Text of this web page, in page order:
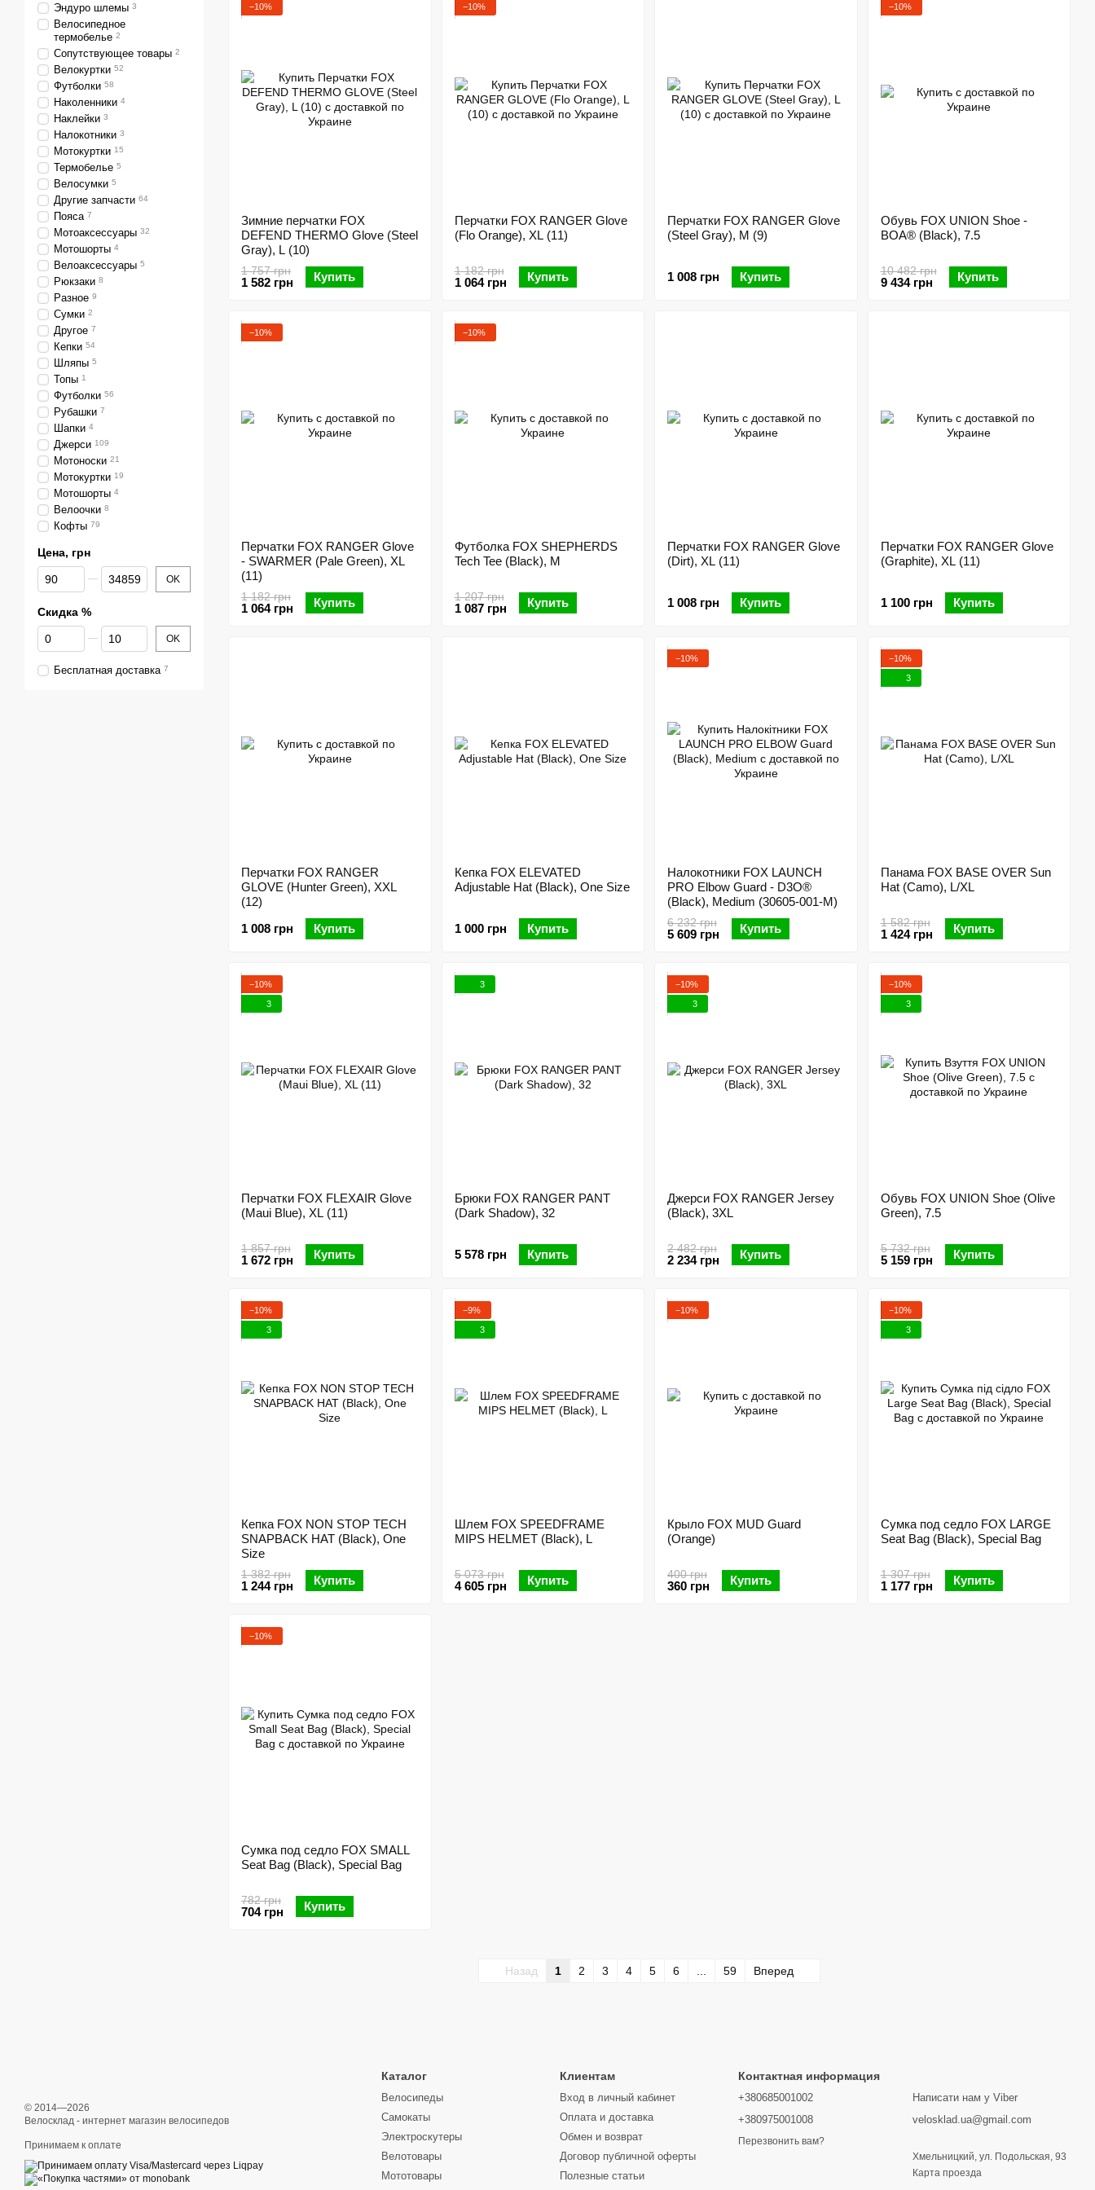
только лучших материалов. Велоодежда Fox способствует лучшему поступлению воздуха к телу, она защищает
В Украине купить велосипедную одежду и экипировку Fox можно в интернет-магазине «Велосклад». В каталоге
на нашем сайте представлен большой ассортимент товаров этого бренда по разумным ценам.
−10%
Зимние перчатки FOX
DEFEND THERMO Glove (Steel
Gray), L (10)
1 757 грн
1 582 грн Купить
−10%
Перчатки FOX RANGER Glove
(Flo Orange), XL (11)
1 182 грн
1 064 грн Купить
Перчатки FOX RANGER Glove
(Steel Gray), M (9)
1 008 грн Купить
−10%
Обувь FOX UNION Shoe -
BOA® (Black), 7.5
10 482 грн
9 434 грн Купить
−10%
Перчатки FOX RANGER Glove
- SWARMER (Pale Green), XL
(11)
1 182 грн
1 064 грн Купить
−10%
Футболка FOX SHEPHERDS
Tech Tee (Black), M
1 207 грн
1 087 грн Купить
Перчатки FOX RANGER Glove
(Dirt), XL (11)
1 008 грн Купить
Перчатки FOX RANGER Glove
(Graphite), XL (11)
1 100 грн Купить
Перчатки FOX RANGER
GLOVE (Hunter Green), XXL
(12)
1 008 грн
Купить
Кепка FOX ELEVATED
Adjustable Hat (Black), One Size
1 000 грн Купить
−10%
Налокотники FOX LAUNCH
PRO Elbow Guard - D3O®
(Black), Medium (30605-001-M)
6 232 грн
5 609 грн Купить
−10%
3
Панама FOX BASE OVER Sun
Hat (Camo), L/XL
1 582 грн
1 424 грн Купить
−10%
3
Перчатки FOX FLEXAIR Glove
(Maui Blue), XL (11)
1 857 грн
1 672 грн Купить
3
Брюки FOX RANGER PANT
(Dark Shadow), 32
5 578 грн Купить
−10%
3
Джерси FOX RANGER Jersey
(Black), 3XL
2 482 грн
2 234 грн Купить
−10%
3
Обувь FOX UNION Shoe (Olive
Green), 7.5
5 732 грн
5 159 грн Купить
−10%
3
Кепка FOX NON STOP TECH
SNAPBACK HAT (Black), One
Size
1 382 грн
1 244 грн Купить
−9%
3
Шлем FOX SPEEDFRAME
MIPS HELMET (Black), L
5 073 грн
4 605 грн Купить
−10%
Крыло FOX MUD Guard
(Orange)
400 грн
360 грн Купить
−10%
3
Сумка под седло FOX LARGE
Seat Bag (Black), Special Bag
1 307 грн
1 177 грн Купить
−10%
Сумка под седло FOX SMALL
Seat Bag (Black), Special Bag
782 грн
704 грн Купить
Назад 1 2 3 4 5 6 59 Вперед
Эндуро шлемы 3
Велосипедное
термобелье 2
Сопутствующее товары 2
Велокуртки 52
Футболки 58
Наколенники 4
Наклейки 3
Налокотники 3
Мотокуртки 15
Термобелье 5
Велосумки 5
Другие запчасти 64
Пояса 7
Мотоаксессуары 32
Мотошорты 4
Велоаксессуары 5
Рюкзаки 8
Разное 9
Сумки 2
Другое 7
Кепки 54
Шляпы 5
Топы 1
Футболки 56
Рубашки 7
Шапки 4
Джерси 109
Мотоноски 21
Мотокуртки 19
Мотошорты 4
Велоочки 8
Кофты 79
Цена, грн
От Цена, грн
До Цена, грн OK
Скидка %
От Скидка %
До Скидка % OK
Бесплатная доставка 7
© 2014—2026
Велосклад - интернет магазин велосипедов
Принимаем к оплате
Каталог
Велосипеды
Самокаты
Электроскутеры
Велотовары
Мототовары
Клиентам
Вход в личный кабинет
Оплата и доставка
Обмен и возврат
Договор публичной оферты
Полезные статьи
Контактная информация
+380685001002
+380975001008
Перезвонить вам?
Написати нам у Viber
velosklad.ua@gmail.com
Хмельницкий, ул. Подольская, 93
Карта проезда